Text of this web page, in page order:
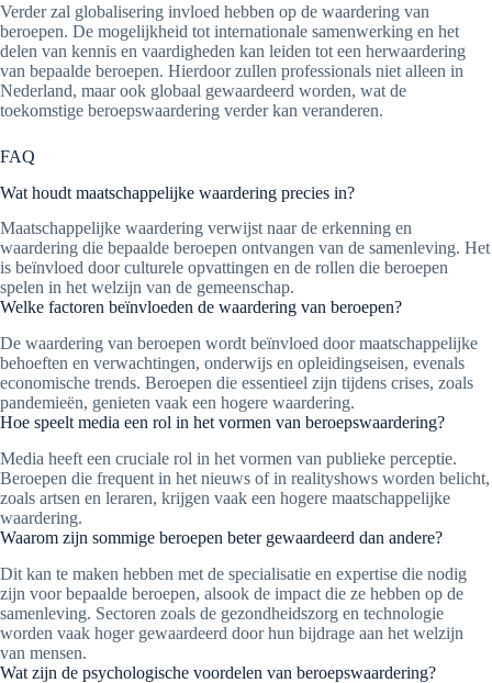
Verder zal globalisering invloed hebben op de waardering van
beroepen. De mogelijkheid tot internationale samenwerking en het
delen van kennis en vaardigheden kan leiden tot een herwaardering
van bepaalde beroepen. Hierdoor zullen professionals niet alleen in
Nederland, maar ook globaal gewaardeerd worden, wat de
toekomstige beroepswaardering verder kan veranderen.
FAQ
Wat houdt maatschappelijke waardering precies in?
Maatschappelijke waardering verwijst naar de erkenning en
waardering die bepaalde beroepen ontvangen van de samenleving. Het
is beïnvloed door culturele opvattingen en de rollen die beroepen
spelen in het welzijn van de gemeenschap.
Welke factoren beïnvloeden de waardering van beroepen?
De waardering van beroepen wordt beïnvloed door maatschappelijke
behoeften en verwachtingen, onderwijs en opleidingseisen, evenals
economische trends. Beroepen die essentieel zijn tijdens crises, zoals
pandemieën, genieten vaak een hogere waardering.
Hoe speelt media een rol in het vormen van beroepswaardering?
Media heeft een cruciale rol in het vormen van publieke perceptie.
Beroepen die frequent in het nieuws of in realityshows worden belicht,
zoals artsen en leraren, krijgen vaak een hogere maatschappelijke
waardering.
Waarom zijn sommige beroepen beter gewaardeerd dan andere?
Dit kan te maken hebben met de specialisatie en expertise die nodig
zijn voor bepaalde beroepen, alsook de impact die ze hebben op de
samenleving. Sectoren zoals de gezondheidszorg en technologie
worden vaak hoger gewaardeerd door hun bijdrage aan het welzijn
van mensen.
Wat zijn de psychologische voordelen van beroepswaardering?